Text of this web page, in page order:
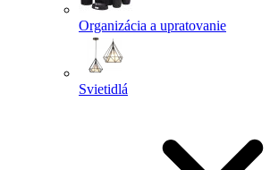
Organizácia a upratovanie
Svietidlá